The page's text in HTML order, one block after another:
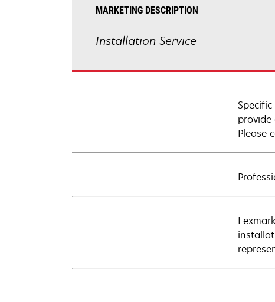
MARKETING DESCRIPTION
Installation Service
provide
Please